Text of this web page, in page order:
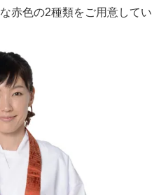
赤色の2種類をご用意してい